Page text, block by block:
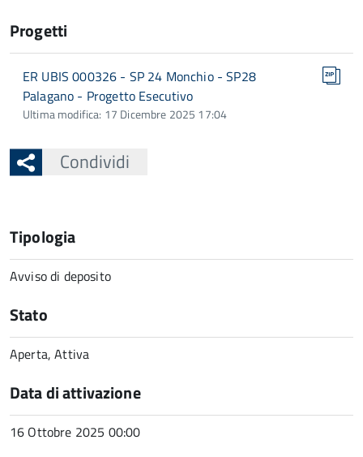
Progetti
ER UBIS 000326 - SP 24 Monchio - SP28
Palagano - Progetto Esecutivo
Ultima modifica: 17 Dicembre 2025 17:04
Condividi
Tipologia
Avviso di deposito
Stato
Aperta, Attiva
Data di attivazione
16 Ottobre 2025 00:00